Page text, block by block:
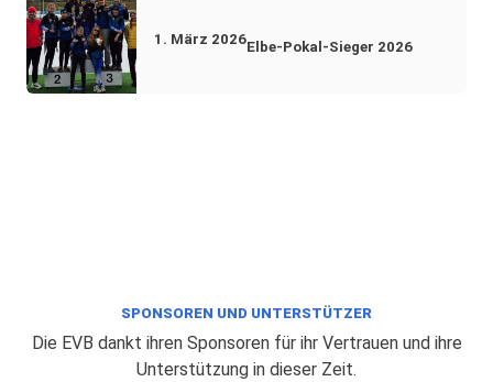
1. März 2026Elbe-Pokal-Sieger 2026
SPONSOREN UND UNTERSTÜTZER
Die EVB dankt ihren Sponsoren für ihr Vertrauen und ihre
Unterstützung in dieser Zeit.